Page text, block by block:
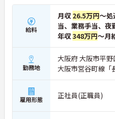
給料
月収 26.5万円～処
当、業務手当、夜
年収348万円～月
勤務地
大阪府 大阪市平
大阪市営谷町線「
雇用形態 正社員(正職員)